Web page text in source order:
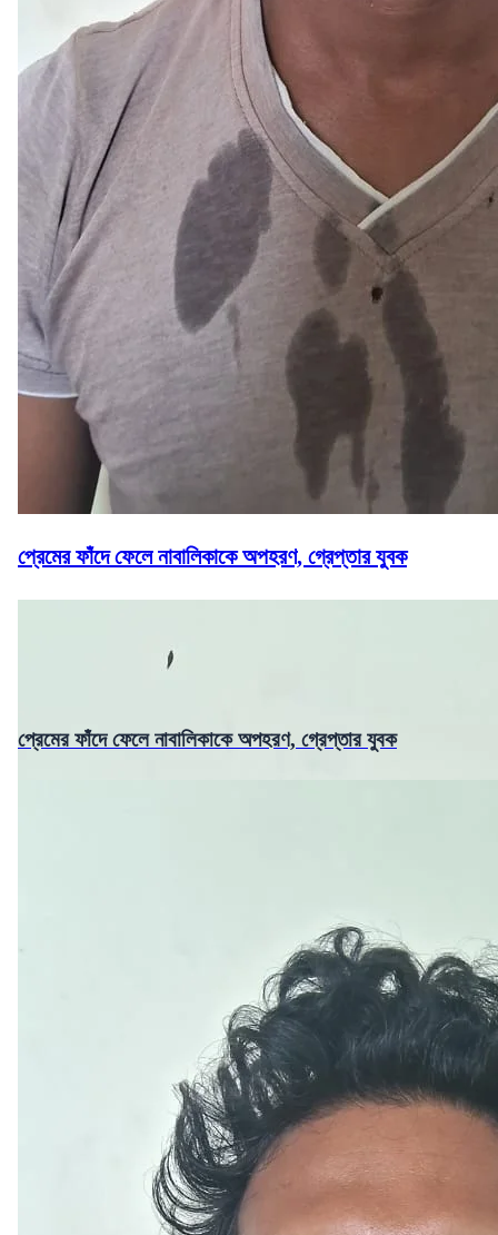
প্রেমের ফাঁদে ফেলে নাবালিকাকে অপহরণ, গ্রেপ্তার যুবক
প্রেমের ফাঁদে ফেলে নাবালিকাকে অপহরণ, গ্রেপ্তার যুবক